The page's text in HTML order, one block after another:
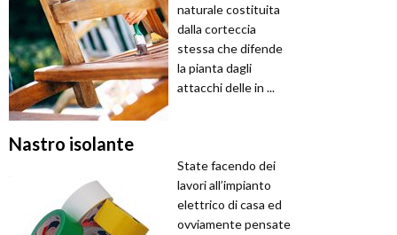
naturale costituita
dalla corteccia
stessa che difende
la pianta dagli
attacchi delle in ...
Nastro isolante
State facendo dei
lavori all’impianto
elettrico di casa ed
ovviamente pensate